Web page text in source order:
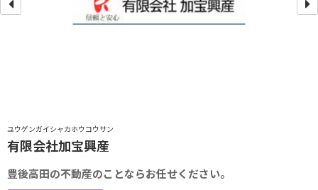
ユウゲンガイシャカホウコウサン
有限会社加宝興産
豊後高田の不動産のことならお任せください。